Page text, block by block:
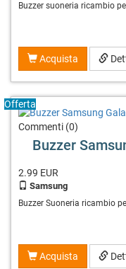
Buzzer suoneria ricambio
Acquista
Offerta
Commenti (0)
Buzzer
2.99 EUR
Samsung
Buzzer Suoneria ricambio
Acquista